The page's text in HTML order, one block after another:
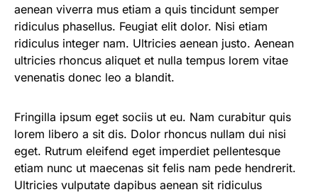
aenean viverra mus etiam a quis tincidunt semper
ridiculus phasellus. Feugiat elit dolor. Nisi etiam
ridiculus integer nam. Ultricies aenean justo. Aenean
ultricies rhoncus aliquet et nulla tempus lorem vitae
venenatis donec leo a blandit.
Fringilla ipsum eget sociis ut eu. Nam curabitur quis
lorem libero a sit dis. Dolor rhoncus nullam dui nisi
eget. Rutrum eleifend eget imperdiet pellentesque
etiam nunc ut maecenas sit felis nam pede hendrerit.
Ultricies vulputate dapibus aenean sit ridiculus